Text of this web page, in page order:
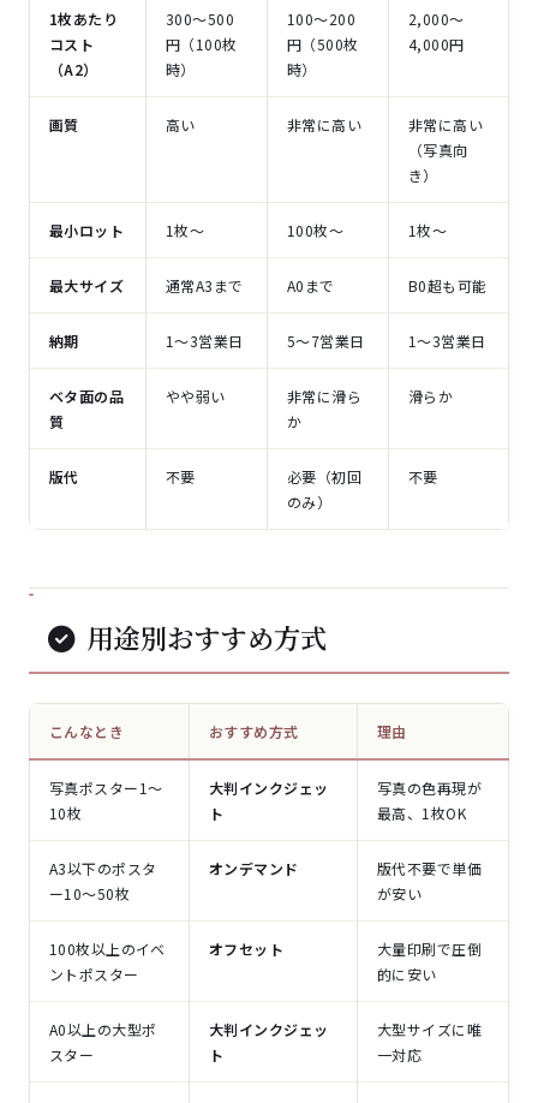
1枚あたり
コスト
（A2）
300〜500
円（100枚
時）
100〜200
円（500枚
時）
2,000〜
4,000円
画質 高い 非常に高い
非常に高い
（写真向
き）
最小ロット 1枚〜 100枚〜 1枚〜
最大サイズ 通常A3まで A0まで B0超も可能
納期 1〜3営業日 5〜7営業日 1〜3営業日
ベタ面の品
質
やや弱い
非常に滑ら
か
滑らか
版代 不要
必要（初回
のみ）
不要
用途別おすすめ方式
こんなとき おすすめ方式 理由
写真ポスター1〜
10枚
大判インクジェッ
ト
写真の色再現が
最高、1枚OK
A3以下のポスタ
ー10〜50枚
オンデマンド
版代不要で単価
が安い
100枚以上のイベ
ントポスター
オフセット
大量印刷で圧倒
的に安い
A0以上の大型ポ
スター
大判インクジェッ
ト
大型サイズに唯
一対応